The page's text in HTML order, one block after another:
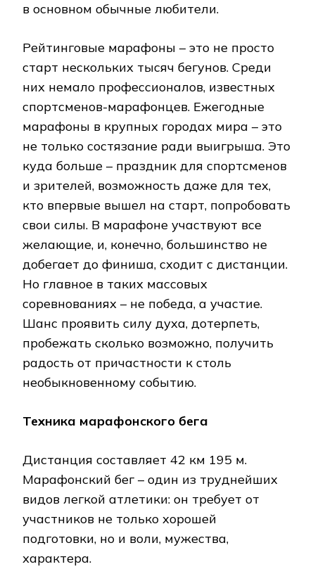
в основном обычные любители.
Рейтинговые марафоны – это не просто
старт нескольких тысяч бегунов. Среди
них немало профессионалов, известных
спортсменов-марафонцев. Ежегодные
марафоны в крупных городах мира – это
не только состязание ради выигрыша. Это
куда больше – праздник для спортсменов
и зрителей, возможность даже для тех,
кто впервые вышел на старт, попробовать
свои силы. В марафоне участвуют все
желающие, и, конечно, большинство не
добегает до финиша, сходит с дистанции.
Но главное в таких массовых
соревнованиях – не победа, а участие.
Шанс проявить силу духа, дотерпеть,
пробежать сколько возможно, получить
радость от причастности к столь
необыкновенному событию.
Техника марафонского бега
Дистанция составляет 42 км 195 м.
Марафонский бег – один из труднейших
видов легкой атлетики: он требует от
участников не только хорошей
подготовки, но и воли, мужества,
характера.